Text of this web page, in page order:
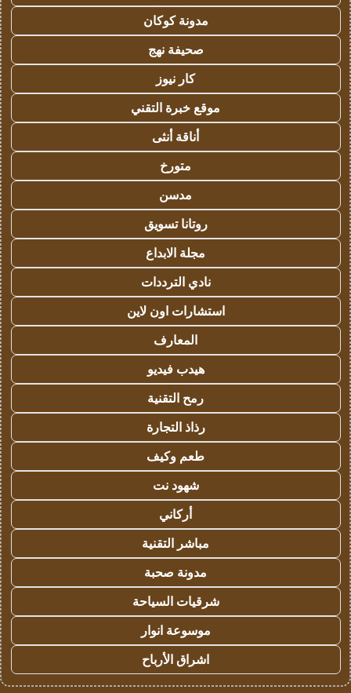
مدونة كوكان
صحيفة نهج
كار نيوز
موقع خبرة التقني
أناقة أنثى
متورخ
مدسن
روتانا تسويق
مجلة الابداع
نادي الترددات
استشارات اون لاين
المعارف
هيدب فيديو
رمح التقنية
رذاذ التجارة
طعم وكيف
شهود نت
أركاني
مباشر التقنية
مدونة صحبة
شرقيات السياحة
موسوعة انوار
اشراق الأرباح